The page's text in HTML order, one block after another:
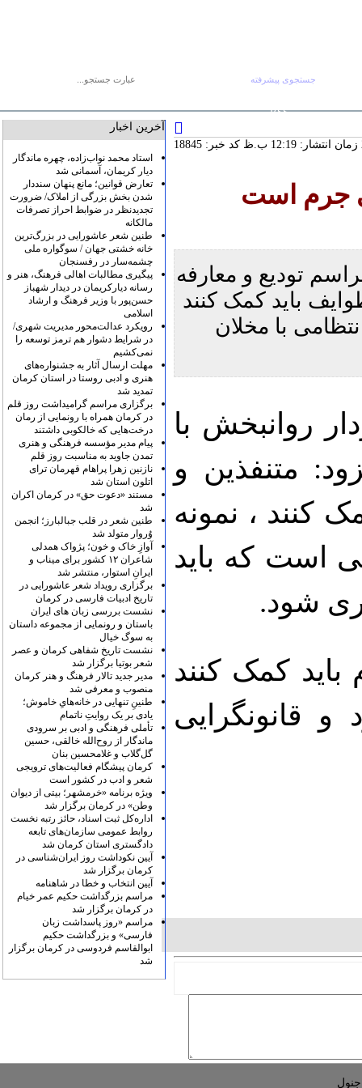
جستجوی پیشرفته
RSS
کد خبر: 18845
جرم است
تودیع و معارفه
باید کمک کنند
با مخلان
روانبخش با
متنفذین و
کنند ، نمونه
است که باید
شود.
کمک کنند
قانونگرایی
آخرین اخبار
استاد محمد نواب‌زاده، چهره ماندگار
دیار کریمان، آسمانی شد
تعارض قوانین؛ مانع پنهان سنددار
شدن بخش بزرگی از املاک/ ضرورت
تجدیدنظر در ضوابط احراز تصرفات
مالکانه
طنین شعر عاشورایی در بزرگ‌ترین
خانه خشتی جهان / سوگواره ملی
چشمه‌سار در رفسنجان
پیگیری مطالبات اهالی فرهنگ، هنر و
رسانه دیارکریمان در دیدار شهباز
حسن‌پور با وزیر فرهنگ و ارشاد
اسلامی
رویکرد عدالت‌محور مدیریت شهری/
در شرایط دشوار هم ترمز توسعه را
نمی‌کشیم
مهلت ارسال آثار به جشنواره‌های
هنری و ادبی روستا در استان کرمان
تمدید شد
برگزاری مراسم گرامیداشت روز قلم
در کرمان همراه با رونمایی از رمان
درخت‌هایی که خالکوبی داشتند
پیام مدیر مؤسسه فرهنگی و هنری
تمدن جاوید به مناسبت روز قلم
نازنین زهرا پراهام قهرمان ترای
اتلون استان شد
مستند «دعوت حق» در کرمان اکران
شد
طنین شعر در قلب جبالبارز؛ انجمن
وُروار متولد شد
آوازِ خاک و خون؛ پژواک همدلی
شاعران ۱۲ کشور برای میناب و
ایرانِ استوار، منتشر شد
برگزاری رویداد شعر عاشورایی در
تاریخ ادبیات فارسی در کرمان
نشست بررسی زبان های ایران
باستان و رونمایی از مجموعه داستان
به سوگ خیال
نشست تاریخ شفاهی کرمان و عصر
شعر بوتیا برگزار شد
مدیر جدید تالار فرهنگ و هنر کرمان
منصوب و معرفی شد
طنینِ تنهایی در خانه‌هایِ خاموش؛
یادی بر یک روایتِ ناتمام
تأملی فرهنگی و ادبی بر سرودی
ماندگار از روح‌الله خالقی، حسین
گل‌گلاب و غلامحسین بنان
کرمان پیشگام فعالیت‌های ترویجی
شعر و ادب در کشور است
ویژه برنامه «خرمشهر؛ بیتی از دیوان
وطن» در کرمان برگزار شد
اداره‌کل ثبت اسناد، حائز رتبه نخست
روابط عمومی سازمان‌های تابعه
دادگستری استان کرمان شد
آیین نکوداشت روز ایران‌شناسی در
کرمان برگزار شد
آیین انتخاب و خطا در شاهنامه
مراسم بزرگداشت حکیم عمر خیام
در کرمان برگزار شد
مراسم «روز پاسداشت زبان
فارسی» و بزرگداشت حکیم
ابوالقاسم فردوسی در کرمان برگزار
شد